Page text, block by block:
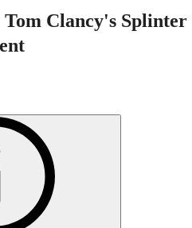
Tom Clancy's Splinter